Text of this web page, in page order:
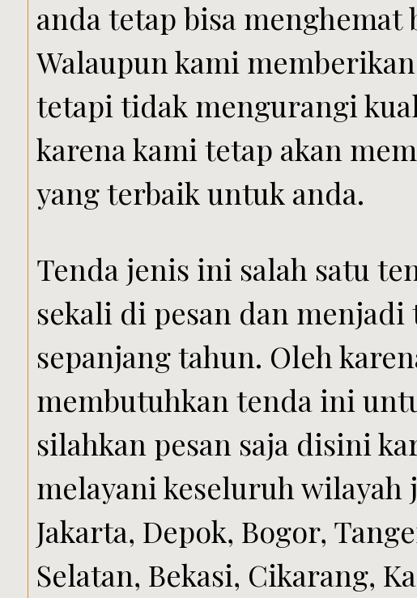
anda tetap bisa menghemat
Walaupun kami
tetapi tidak mengurangi
karena kami tetap akan
yang terbaik untuk anda.
Tenda jenis ini salah satu
sekali di pesan dan
sepanjang tahun. Oleh
membutuhkan tenda ini
silahkan pesan saja disini
melayani keseluruh wilayah
Jakarta, Depok, Bogor,
Selatan, Bekasi, Cikarang,